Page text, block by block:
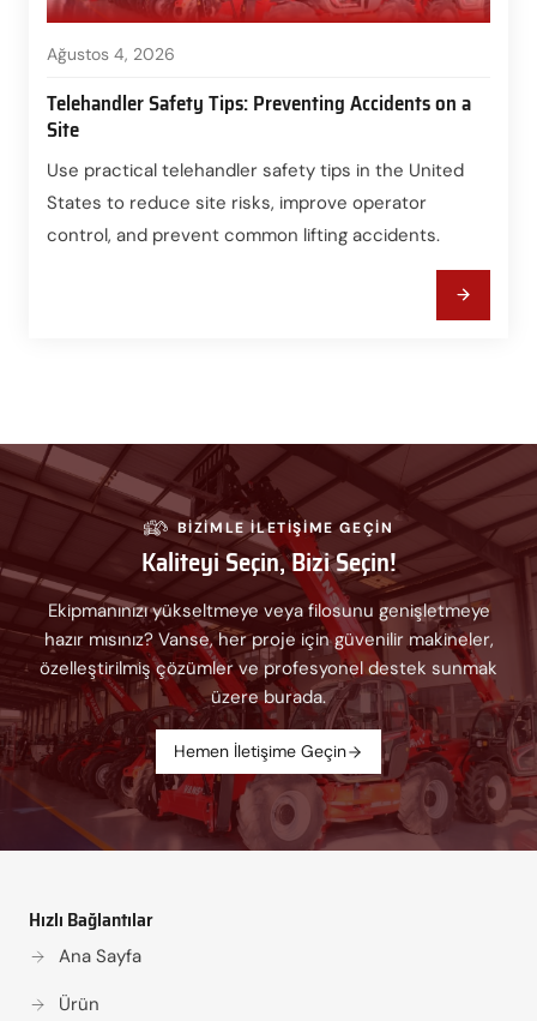
Ağustos 4, 2026
Telehandler Safety Tips: Preventing Accidents on a
Site
Use practical telehandler safety tips in the United
States to reduce site risks, improve operator
control, and prevent common lifting accidents.
BIZIMLE ILETIŞIME GEÇIN
Kaliteyi Seçin, Bizi Seçin!
Ekipmanınızı yükseltmeye veya filosunu genişletmeye
hazır mısınız? Vanse, her proje için güvenilir makineler,
özelleştirilmiş çözümler ve profesyonel destek sunmak
üzere burada.
Hemen İletişime Geçin
Hızlı Bağlantılar
Ana Sayfa
Ürün